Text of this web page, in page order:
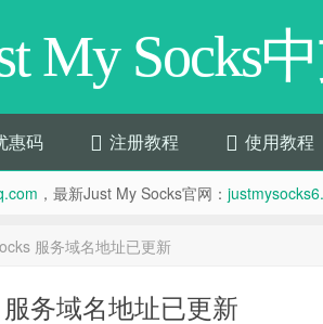
My Socks
惠码 注册教程 使用教程
，最新Just My Socks官网：
服务域名地址已更新
务域名地址已更新